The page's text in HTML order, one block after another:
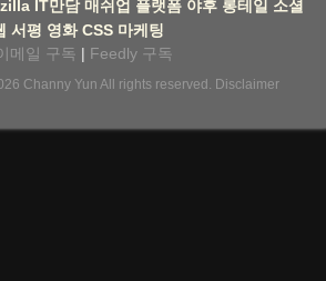
IT만담 매쉬업 플랫폼 야후 롱테일 소셜
서평 영화 CSS 마케팅
메일 구독 | Feedly 구독
Channy Yun All rights reserved. Disclaimer